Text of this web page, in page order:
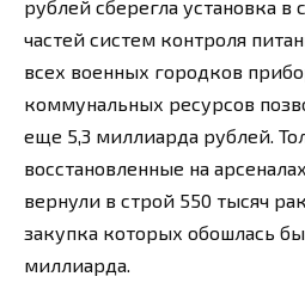
рублей сберегла установка в
частей систем контроля
всех военных городков
коммунальных ресурсов
еще 5,3 миллиарда рублей.
восстановленные на
вернули в строй 550 тысяч
закупка которых обошлась
миллиарда.